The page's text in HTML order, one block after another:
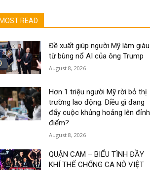
MOST READ
Đề xuất giúp người Mỹ làm giàu
từ bùng nổ AI của ông Trump
August 8, 2026
Hơn 1 triệu người Mỹ rời bỏ thị
trường lao động: Điều gì đang
đẩy cuộc khủng hoảng lên đỉnh
điểm?
August 8, 2026
QUẬN CAM – BIỂU TÌNH ĐẦY
KHÍ THẾ CHỐNG CA NÔ VIỆT